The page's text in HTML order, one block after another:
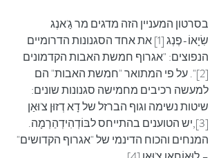
בסרטון המעניין הזה מדגים מר גַ'אנְג
שִׂיָאוֹ-פֶנְג [1] את אחד הסגנונות הדרומיים
הנפוצים: "אגרוף חמשת האבות הקדמונים
[2]". על פי המתואר "חמשת האבות" הם
למעשה רכיבים מחמישה סגנונות שונים:
שיטות נשימה וגוף הברזל של דָא דְזוּן צ'וּאַן
[3],יש הטוענים בהתייחס לבּוֹדְהִידְהַרְמָה.
המנחים והכוח הדינמי של "אגרוף הקדושים"